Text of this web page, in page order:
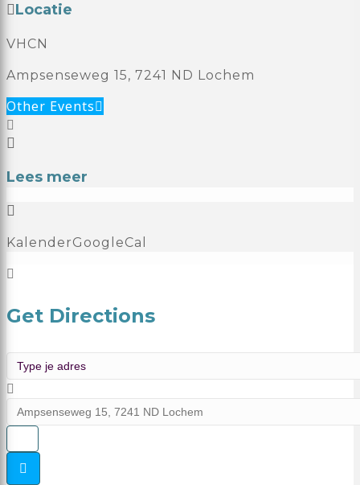
Locatie
VHCN
Ampsenseweg 15, 7241 ND Lochem
Other Events
Lees meer
KalenderGoogleCal
Get Directions
Address - Oriënterende basiscursus (OBC 22.1) []
Destination Address - Oriënterende basiscursus